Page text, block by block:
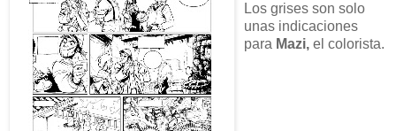
Los grises son solo
unas indicaciones
para Mazi, el colorista.